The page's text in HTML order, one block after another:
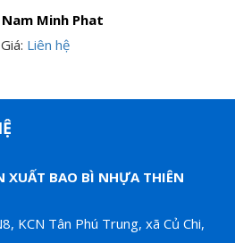
Minh Phat
Giá: Liên hệ
XUẤT BAO BÌ NHỰA THIÊN
KCN Tân Phú Trung, xã Củ Chi,